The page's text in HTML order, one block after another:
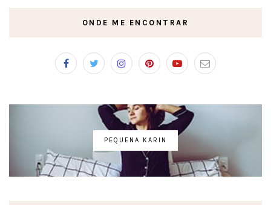
ONDE ME ENCONTRAR
PEQUENA KARIN